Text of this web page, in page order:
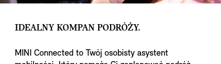
IDEALNY KOMPAN PODRÓŻY.
MINI Connected to Twój osobisty asystent